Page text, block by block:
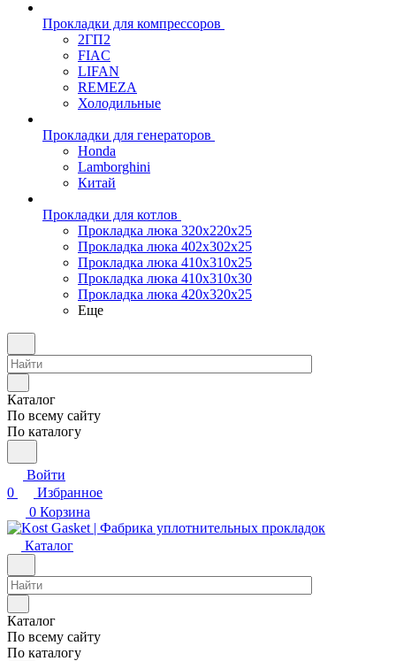
Прокладки для компрессоров
2ГП2
FIAC
LIFAN
REMEZA
Холодильные
Прокладки для генераторов
Honda
Lamborghini
Китай
Прокладки для котлов
Прокладка люка 320x220x25
Прокладка люка 402x302x25
Прокладка люка 410x310x25
Прокладка люка 410х310х30
Прокладка люка 420x320x25
Еще
Каталог
По всему сайту
По каталогу
Войти
0
Избранное
0 Корзина
Каталог
Каталог
По всему сайту
По каталогу